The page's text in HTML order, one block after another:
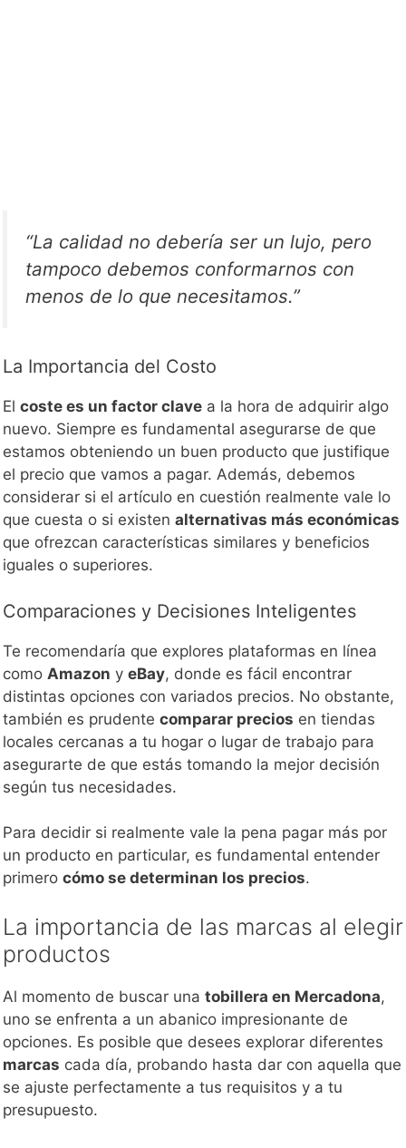
“La calidad no debería ser un lujo, pero
tampoco debemos conformarnos con
menos de lo que necesitamos.”
La Importancia del Costo
El coste es un factor clave a la hora de adquirir algo
nuevo. Siempre es fundamental asegurarse de que
estamos obteniendo un buen producto que justifique
el precio que vamos a pagar. Además, debemos
considerar si el artículo en cuestión realmente vale lo
que cuesta o si existen alternativas más económicas
que ofrezcan características similares y beneficios
iguales o superiores.
Comparaciones y Decisiones Inteligentes
Te recomendaría que explores plataformas en línea
como Amazon y eBay, donde es fácil encontrar
distintas opciones con variados precios. No obstante,
también es prudente comparar precios en tiendas
locales cercanas a tu hogar o lugar de trabajo para
asegurarte de que estás tomando la mejor decisión
según tus necesidades.
Para decidir si realmente vale la pena pagar más por
un producto en particular, es fundamental entender
primero cómo se determinan los precios.
La importancia de las marcas al elegir
productos
Al momento de buscar una tobillera en Mercadona,
uno se enfrenta a un abanico impresionante de
opciones. Es posible que desees explorar diferentes
marcas cada día, probando hasta dar con aquella que
se ajuste perfectamente a tus requisitos y a tu
presupuesto.